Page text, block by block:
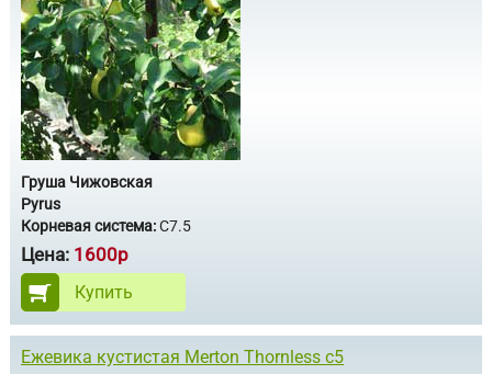
Груша Чижовская
Pyrus
Корневая система:С7.5
Цена: 1600р
Купить
Ежевика кустистая Merton Thornless с5